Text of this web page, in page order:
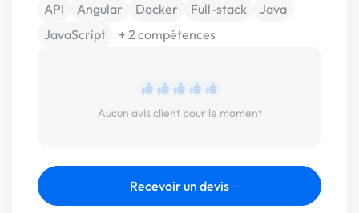
API Angular Docker Full-stack
Java
JavaScript
+ 2 compétences
Aucun avis client pour le moment
Recevoir un devis